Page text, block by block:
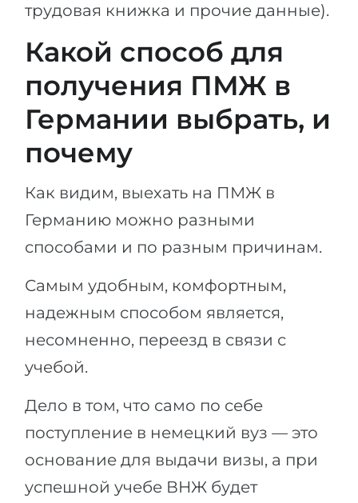
трудовая книжка и прочие данные).
Какой способ для
получения ПМЖ в
Германии выбрать, и
почему
Как видим, выехать на ПМЖ в
Германию можно разными
способами и по разным причинам.
Самым удобным, комфортным,
надежным способом является,
несомненно, переезд в связи с
учебой.
Дело в том, что само по себе
поступление в немецкий вуз — это
основание для выдачи визы, а при
успешной учебе ВНЖ будет